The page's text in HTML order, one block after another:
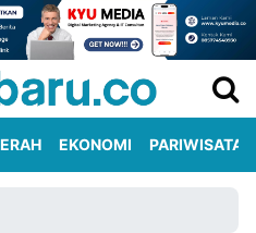
EKONOMI PARIWISATA